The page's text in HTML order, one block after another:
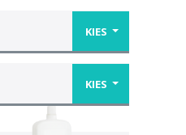
KIES
KIES